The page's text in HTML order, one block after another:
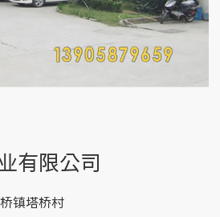
有限公司
镇塔桥村